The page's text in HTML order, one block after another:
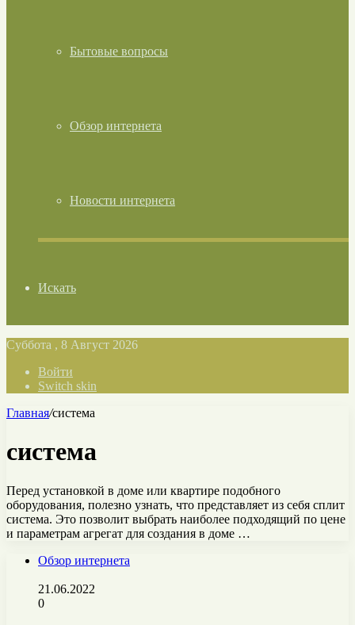
Бытовые вопросы
Обзор интернета
Новости интернета
Искать
Суббота , 8 Август 2026
Войти
Switch skin
Главная/система
система
Перед установкой в доме или квартире подобного
оборудования, полезно узнать, что представляет из себя сплит
система. Это позволит выбрать наиболее подходящий по цене
и параметрам агрегат для создания в доме …
Обзор интернета
21.06.2022
0